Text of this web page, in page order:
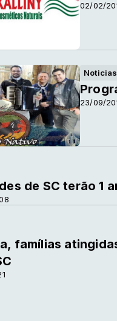
02/02/
23/09/
de SC terão 1
famílias